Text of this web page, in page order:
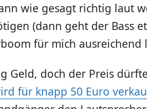
wie gesagt richtig laut
(dann geht der Bass
für mich ausreichend
Geld, doch der Preis
für knapp 50 Euro